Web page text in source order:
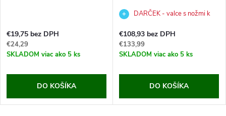
€19,75 bez DPH
€24,29
SKLADOM viac ako 5 ks
DO KOŠÍKA
DARČEK - valce s nožmi k
€108,93 bez DPH
€133,99
SKLADOM viac ako 5 ks
DO KOŠÍKA